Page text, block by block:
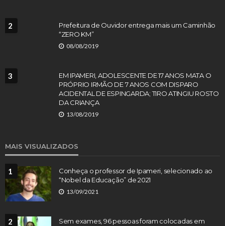
2
Prefeitura de Ouvidor entrega mais um Caminhão
“ZERO KM”
08/08/2019
3
EM IPAMERI, ADOLESCENTE DE 17 ANOS MATA O
PRÓPRIO IRMÃO DE 7 ANOS COM DISPARO
ACIDENTAL DE ESPINGARDA; TIRO ATINGIU ROSTO
DA CRIANÇA
13/08/2019
MAIS VISUALIZADOS
1
Conheça o professor de Ipameri, selecionado ao
“Nobel da Educação” de 2021
13/09/2021
2
Sem exames, 96 pessoas foram colocadas em